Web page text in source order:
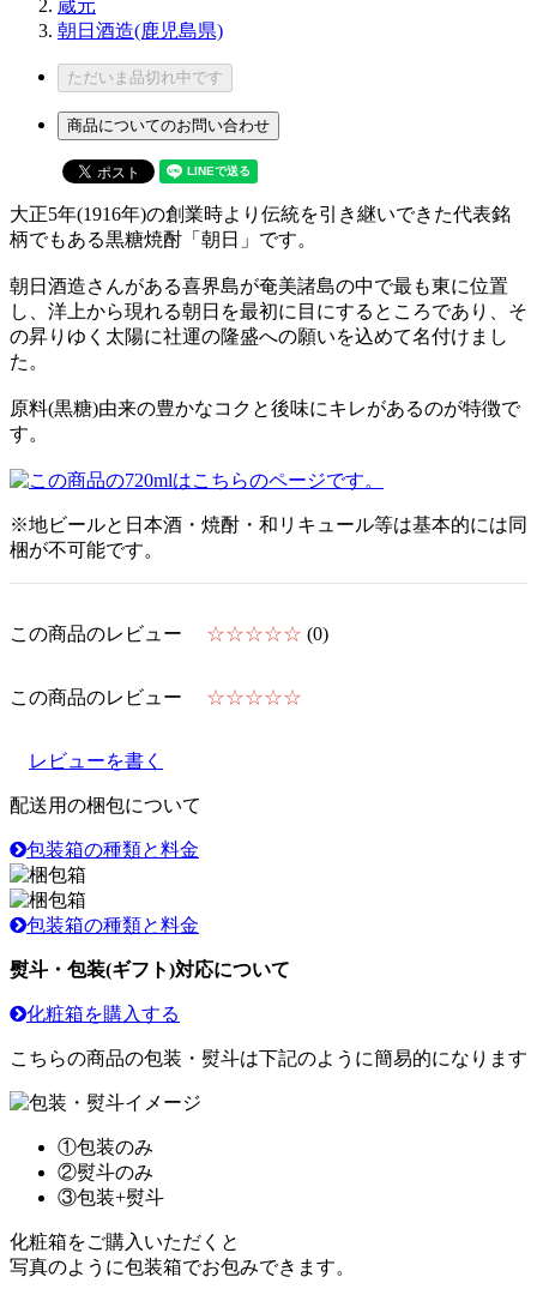
蔵元
朝日酒造(鹿児島県)
ただいま品切れ中です
商品についてのお問い合わせ
大正5年(1916年)の創業時より伝統を引き継いできた代表銘
柄でもある黒糖焼酎「朝日」です。
朝日酒造さんがある喜界島が奄美諸島の中で最も東に位置
し、洋上から現れる朝日を最初に目にするところであり、そ
の昇りゆく太陽に社運の隆盛への願いを込めて名付けまし
た。
原料(黒糖)由来の豊かなコクと後味にキレがあるのが特徴で
す。
※地ビールと日本酒・焼酎・和リキュール等は基本的には同
梱が不可能です。
この商品のレビュー ☆☆☆☆☆ (0)
この商品のレビュー ☆☆☆☆☆
レビューを書く
配送用の梱包について
包装箱の種類と料金
包装箱の種類と料金
熨斗・包装(ギフト)対応について
化粧箱を購入する
こちらの商品の包装・熨斗は下記のように簡易的になります
①包装のみ
②熨斗のみ
③包装+熨斗
化粧箱をご購入いただくと
写真のように包装箱でお包みできます。